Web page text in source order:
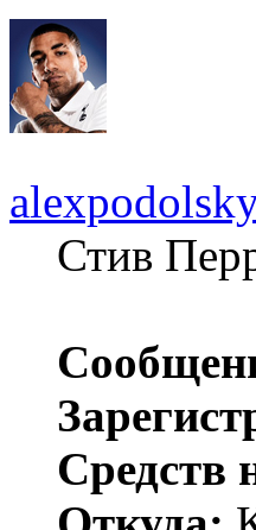
Стив
Средств